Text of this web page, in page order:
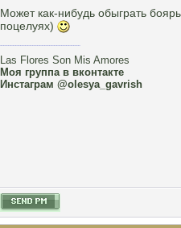
Может как-нибудь обыграть
поцелуях)
Las Flores Son Mis Amores
Моя группа в вконтакте
Инстаграм @olesya_gavrish